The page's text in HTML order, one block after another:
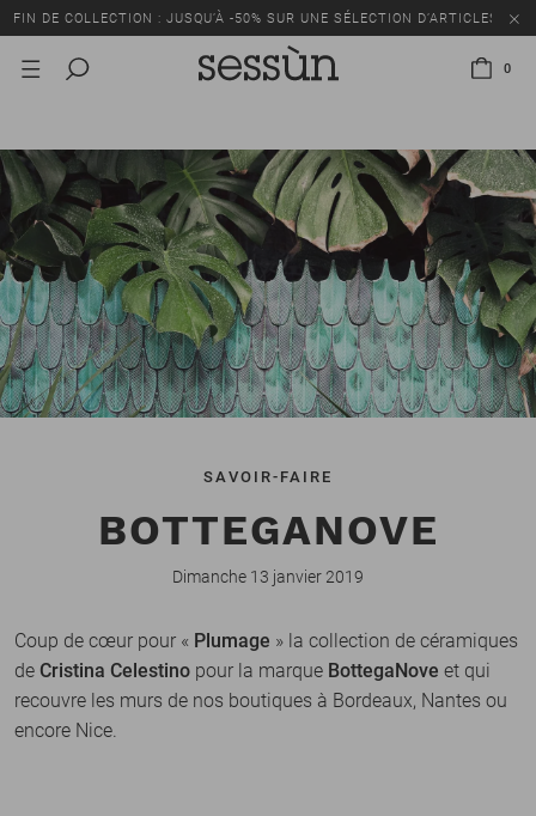
FIN DE COLLECTION : JUSQU’À -50% SUR UNE SÉLECTION D’ARTICLES
0
SAVOIR-FAIRE
BOTTEGANOVE
Dimanche 13 janvier 2019
Coup de cœur pour « Plumage » la collection de céramiques
de Cristina Celestino pour la marque BottegaNove et qui
recouvre les murs de nos boutiques à Bordeaux, Nantes ou
encore Nice.